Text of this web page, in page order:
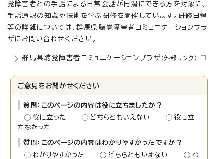
覚障害者との手話による日常会話が円滑にできる方を対象に、
手話通訳の知識や技術を学ぶ研修を開催しています。研修日程
等の詳細については、群馬県聴覚障害者コミュニケーションプラ
ザにお問い合わせください。
群馬県聴覚障害者コミュニケーションプラザ （外部リンク）
ご意見をお聞かせください
質問：このページの内容は役に立ちましたか？
役に立った
どちらともいえない
役に立
たなかった
質問：このページの内容はわかりやすかったですか？
わかりやすかった
どちらともいえない
わ